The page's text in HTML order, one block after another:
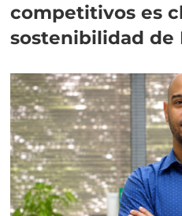
competitivos es
sostenibilidad de